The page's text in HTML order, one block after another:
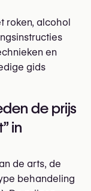
roken, alcohol
en
gids
de prijs
in
de arts, de
behandeling